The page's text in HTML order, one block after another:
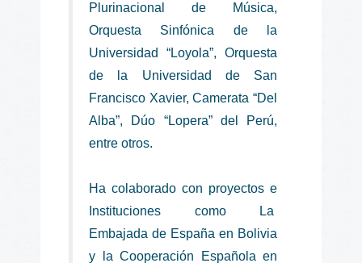
Plurinacional de Música,
Orquesta Sinfónica de la
Universidad “Loyola”, Orquesta
de la Universidad de San
Francisco Xavier, Camerata “Del
Alba”, Dúo “Lopera” del Perú,
entre otros.
Ha colaborado con proyectos e
Instituciones como La
Embajada de España en Bolivia
y la Cooperación Española en